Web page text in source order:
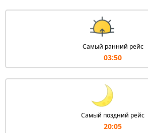
Самый ранний рейс
03:50
Самый поздний рейс
20:05